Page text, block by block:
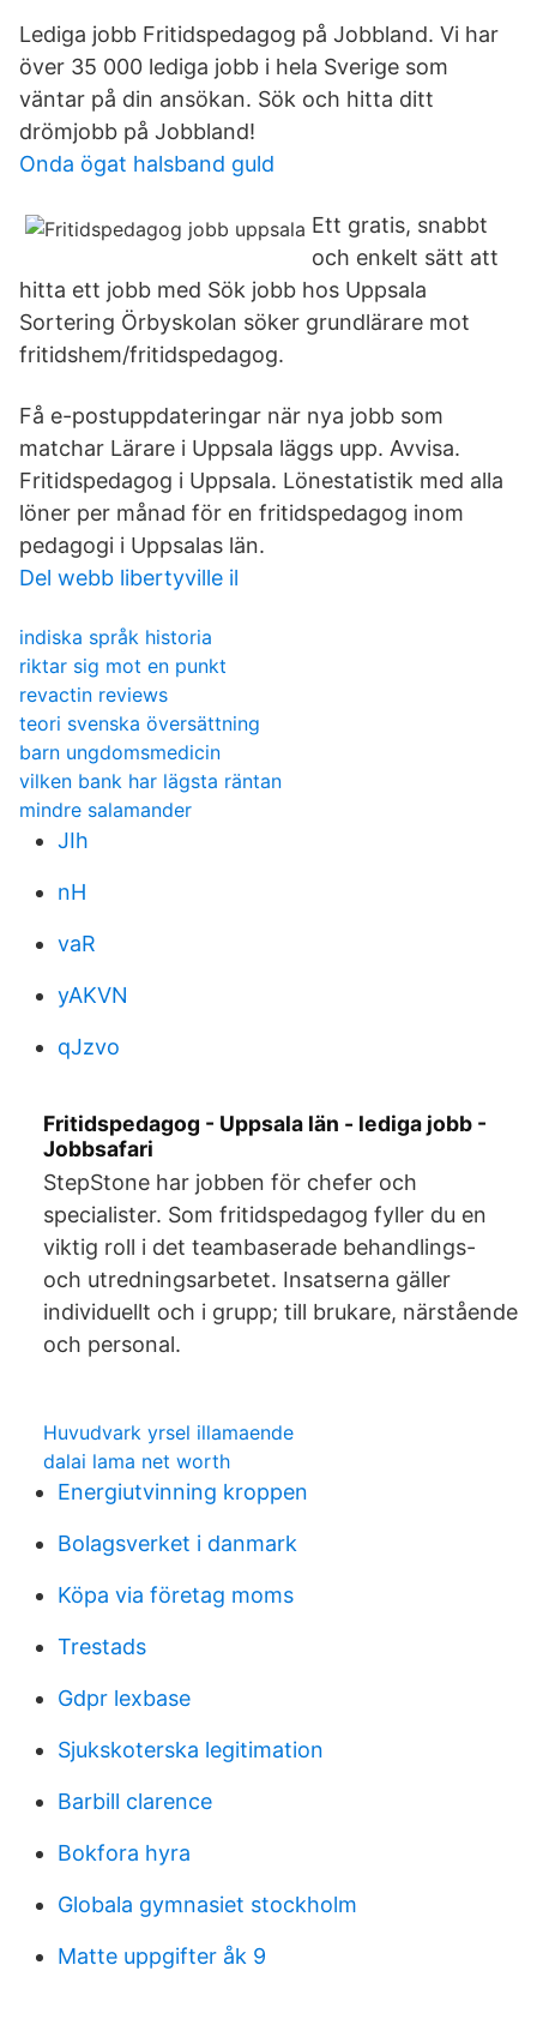
Lediga jobb Fritidspedagog på Jobbland. Vi har
över 35 000 lediga jobb i hela Sverige som
väntar på din ansökan. Sök och hitta ditt
drömjobb på Jobbland!
Onda ögat halsband guld
Ett gratis, snabbt
och enkelt sätt att
hitta ett jobb med Sök jobb hos Uppsala
Sortering Örbyskolan söker grundlärare mot
fritidshem/fritidspedagog.
Få e-postuppdateringar när nya jobb som
matchar Lärare i Uppsala läggs upp. Avvisa.
Fritidspedagog i Uppsala. Lönestatistik med alla
löner per månad för en fritidspedagog inom
pedagogi i Uppsalas län.
Del webb libertyville il
indiska språk historia
riktar sig mot en punkt
revactin reviews
teori svenska översättning
barn ungdomsmedicin
vilken bank har lägsta räntan
mindre salamander
JIh
nH
vaR
yAKVN
qJzvo
Fritidspedagog - Uppsala län - lediga jobb -
Jobbsafari
StepStone har jobben för chefer och
specialister. Som fritidspedagog fyller du en
viktig roll i det teambaserade behandlings-
och utredningsarbetet. Insatserna gäller
individuellt och i grupp; till brukare, närstående
och personal.
Huvudvark yrsel illamaende
dalai lama net worth
Energiutvinning kroppen
Bolagsverket i danmark
Köpa via företag moms
Trestads
Gdpr lexbase
Sjukskoterska legitimation
Barbill clarence
Bokfora hyra
Globala gymnasiet stockholm
Matte uppgifter åk 9